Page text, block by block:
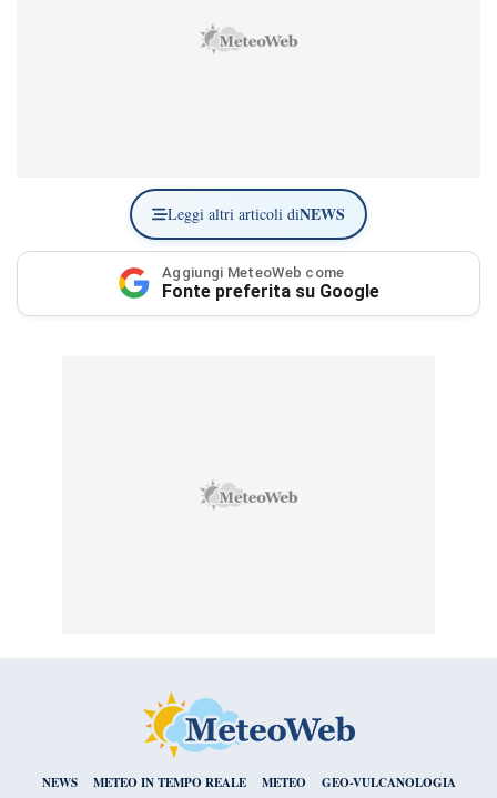
Leggi altri articoli diNEWS
Aggiungi MeteoWeb come
Fonte preferita su Google
NEWS METEO IN TEMPO REALE METEO GEO-VULCANOLOGIA